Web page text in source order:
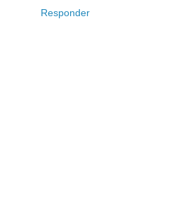
Responder